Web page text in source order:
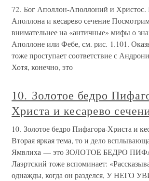
72. Бог Аполлон-Аполлоний и Христос.
Аполлона и кесарево сечение
внимательнее на «античные» мифы о
Аполлоне или Фебе, см. рис. 1.101.
тоже проступает соответствие с
Хотя, конечно, это
10. Золотое бедро
Христа и кесарево
10. Золотое бедро Пифагора-Христа и
Вторая яркая тема, то и дело
Ямвлиха — это ЗОЛОТОЕ БЕДРО
Лаэртский тоже вспоминает:
однажды, когда он разделся, У НЕГО